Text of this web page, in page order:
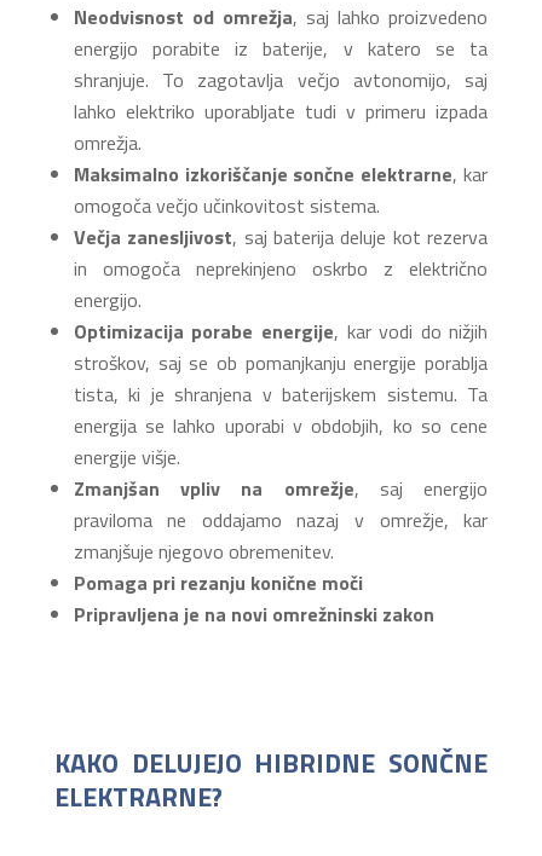
Neodvisnost od omrežja, saj lahko proizvedeno
energijo porabite iz baterije, v katero se ta
shranjuje. To zagotavlja večjo avtonomijo, saj
lahko elektriko uporabljate tudi v primeru izpada
omrežja.
Maksimalno izkoriščanje sončne elektrarne, kar
omogoča večjo učinkovitost sistema.
Večja zanesljivost, saj baterija deluje kot rezerva
in omogoča neprekinjeno oskrbo z električno
energijo.
Optimizacija porabe energije, kar vodi do nižjih
stroškov, saj se ob pomanjkanju energije porablja
tista, ki je shranjena v baterijskem sistemu. Ta
energija se lahko uporabi v obdobjih, ko so cene
energije višje.
Zmanjšan vpliv na omrežje, saj energijo
praviloma ne oddajamo nazaj v omrežje, kar
zmanjšuje njegovo obremenitev.
Pomaga pri rezanju konične moči
Pripravljena je na novi omrežninski zakon
KAKO DELUJEJO HIBRIDNE SONČNE
ELEKTRARNE?